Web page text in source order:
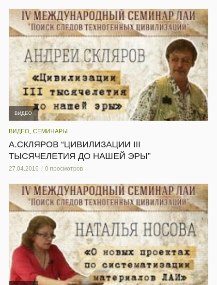
ВИДЕО
ВИДЕО СЕМИНАРЫ
А.СКЛЯРОВ “ЦИВИЛИЗАЦИИ III
ТЫСЯЧЕЛЕТИЯ ДО НАШЕЙ ЭРЫ”
27.04.2016 0 просмотров